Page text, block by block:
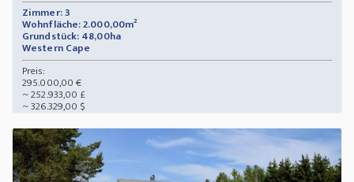
Zimmer: 3
Wohnfläche: 2.000,00m²
Grundstück: 48,00ha
Western Cape
Preis:
295.000,00 €
~ 252.933,00 £
~ 326.329,00 $